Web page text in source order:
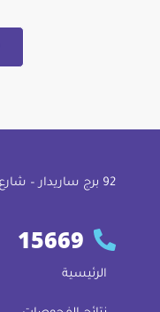
92 ﺑﺮج ﺳﺎرﻳﺪار – ﺷﺎرع اﻟﺘﺤﺮﻳﺮ – اﻟﺪﻗﻲ – اﻟﺠﻴﺰة
15669
الرئيسية